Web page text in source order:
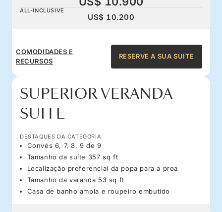
ALL-INCLUSIVE
US$ 10.200
COMODIDADES E
RECURSOS
RESERVE A SUA SUITE
SUPERIOR VERANDA
SUITE
DESTAQUES DA CATEGORIA
Convés 6, 7, 8, 9 de 9
Tamanho da suíte 357 sq ft
Localização preferencial da popa para a proa
Tamanho da varanda 53 sq ft
Casa de banho ampla e roupeiro embutido